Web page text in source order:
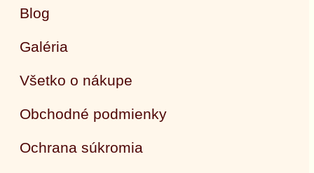
Blog
Galéria
Všetko o nákupe
Obchodné podmienky
Ochrana súkromia